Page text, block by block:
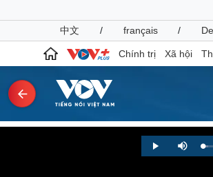
中文
/ français /
Chính trị Xã hội
Play Mute